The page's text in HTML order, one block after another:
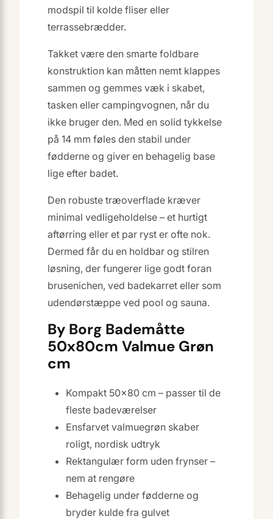
modspil til kolde fliser eller
terrassebrædder.
Takket være den smarte foldbare
konstruktion kan måtten nemt klappes
sammen og gemmes væk i skabet,
tasken eller campingvognen, når du
ikke bruger den. Med en solid tykkelse
på 14 mm føles den stabil under
fødderne og giver en behagelig base
lige efter badet.
Den robuste træoverflade kræver
minimal vedligeholdelse – et hurtigt
aftørring eller et par ryst er ofte nok.
Dermed får du en holdbar og stilren
løsning, der fungerer lige godt foran
brusenichen, ved badekarret eller som
udendørstæppe ved pool og sauna.
By Borg Bademåtte
50x80cm Valmue Grøn
cm
Kompakt 50×80 cm – passer til de
fleste badeværelser
Ensfarvet valmuegrøn skaber
roligt, nordisk udtryk
Rektangulær form uden frynser –
nem at rengøre
Behagelig under fødderne og
bryder kulde fra gulvet